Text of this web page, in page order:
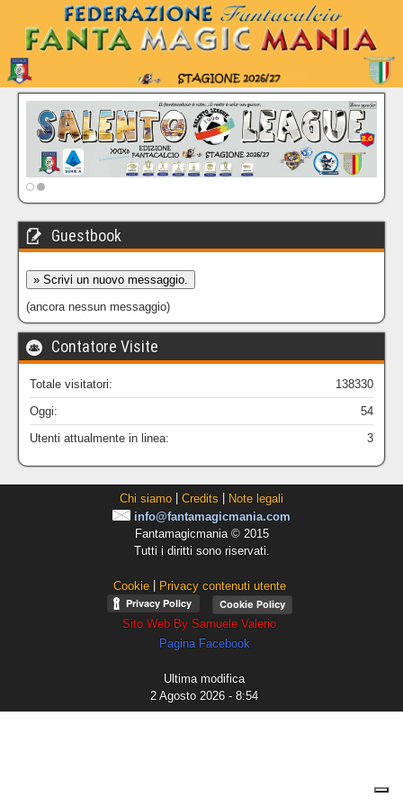
Guestbook
(ancora nessun messaggio)
Contatore Visite
138330
Totale visitatori:
54
Oggi:
3
Utenti attualmente in linea:
Chi siamo Credits
Note legali
info@fantamagicmania.com
Fantamagicmania © 2015
Tutti i diritti sono riservati.
Cookie| Privacy contenuti utente
Cookie Policy
Sito Web By Samuele Valerio
Pagina Facebook
Ultima modifica
2 Agosto 2026 - 8:54